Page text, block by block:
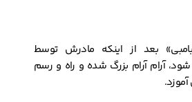
بعد از اینکه مادرش توسط
آرام آرام بزرگ شده و راه و رسم